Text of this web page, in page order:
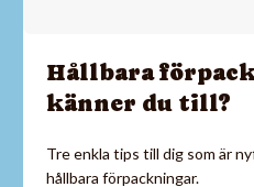
Hållbara
känner du till?
Tre enkla tips till dig som är
hållbara förpackningar.